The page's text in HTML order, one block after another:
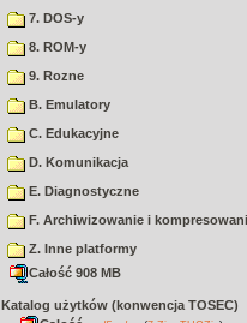
7. DOS-y
8. ROM-y
9. Rozne
B. Emulatory
C. Edukacyjne
D. Komunikacja
E. Diagnostyczne
F. Archiwizowanie i
Z. Inne platformy
Całość 908 MB
Katalog użytków (konwencja TOSEC)